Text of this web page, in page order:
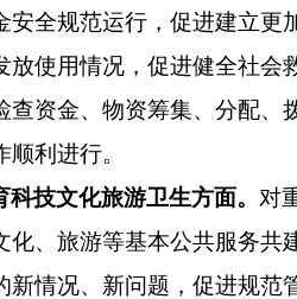
安全规范运行，促进建立更
放使用情况，促进健全社会
查资金、物资筹集、分配、
利进行。
技文化旅游卫生方面。 对
化、 旅游等基本公共服务共
新情况、新问题，促进规范